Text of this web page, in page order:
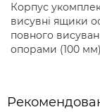
Корпус
висувні ящики
повного
опорами (100